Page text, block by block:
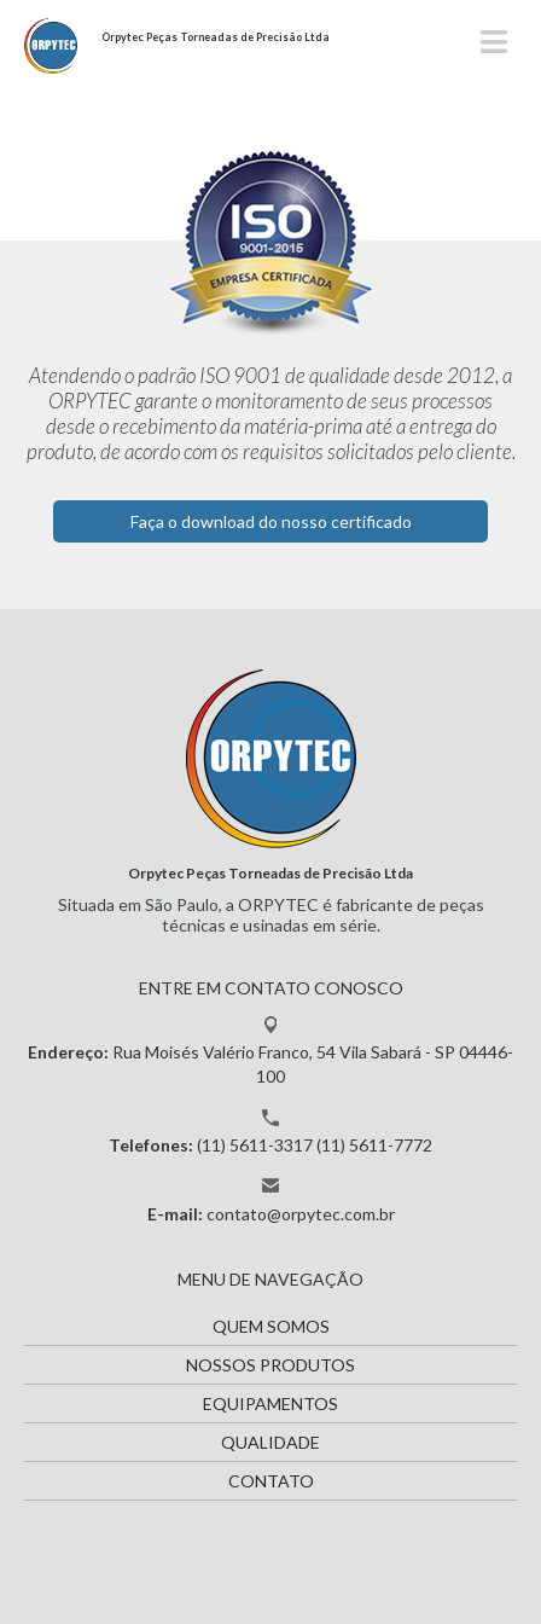
Orpytec Peças Torneadas de Precisão Ltda
Atendendo o padrão ISO 9001 de qualidade desde 2012,a
ORPYTEC garante o monitoramento de seus processos
desde orecebimento da matéria-prima até a entrega do
produto, de acordocom os requisitos solicitados pelo cliente.
Faça o download do nosso certificado
Orpytec Peças Torneadas de Precisão Ltda
Situada em São Paulo, a ORPYTEC é fabricante de peças
técnicas eusinadas em série.
ENTRE EM CONTATO CONOSCO
Endereço: Rua Moisés Valério Franco, 54Vila Sabará - SP 04446-
100
Telefones: (11) 5611-3317(11) 5611-7772
E-mail: contato@orpytec.com.br
MENU DE NAVEGAÇÃO
QUEM SOMOS
NOSSOS PRODUTOS
EQUIPAMENTOS
QUALIDADE
CONTATO